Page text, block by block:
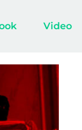
Video